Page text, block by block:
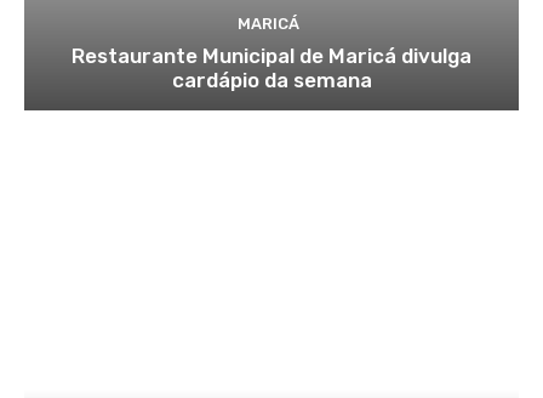
MARICÁ
Restaurante Municipal de Maricá divulga
cardápio da semana